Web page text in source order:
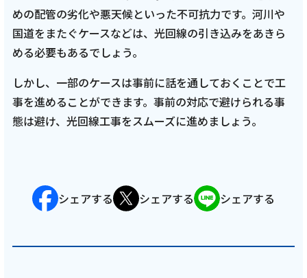
めの配管の劣化や悪天候といった不可抗力です。河川や
国道をまたぐケースなどは、光回線の引き込みをあきら
める必要もあるでしょう。
しかし、一部のケースは事前に話を通しておくことで工
事を進めることができます。事前の対応で避けられる事
態は避け、光回線工事をスムーズに進めましょう。
シェアする シェアする シェアする